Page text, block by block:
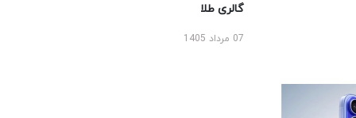
گالری طلا
07 مرداد 1405